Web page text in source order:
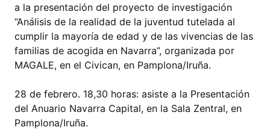
a la presentación del proyecto de investigación
“Análisis de la realidad de la juventud tutelada al
cumplir la mayoría de edad y de las vivencias de las
familias de acogida en Navarra”, organizada por
MAGALE, en el Civican, en Pamplona/Iruña.
28 de febrero. 18,30 horas: asiste a la Presentación
del Anuario Navarra Capital, en la Sala Zentral, en
Pamplona/Iruña.